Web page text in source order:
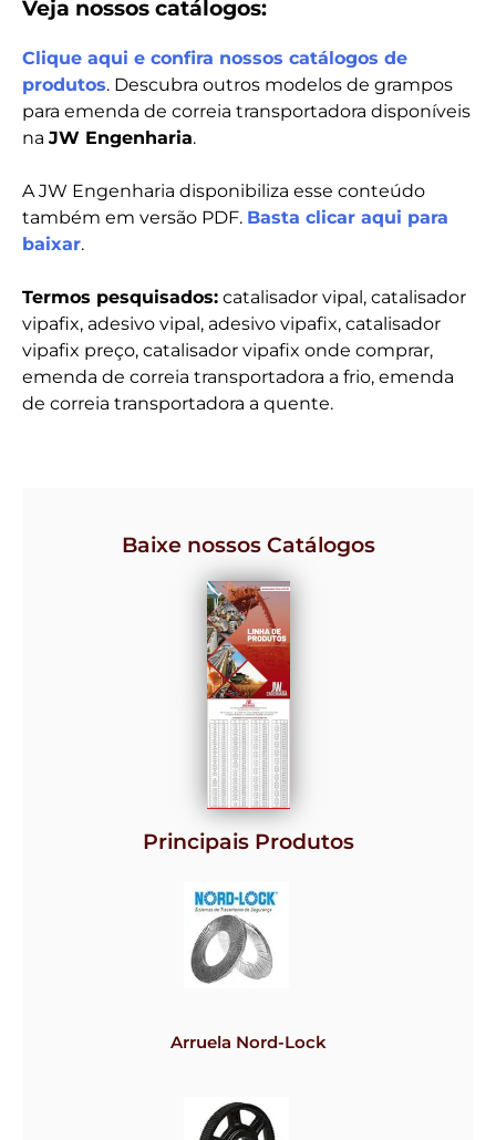
Veja nossos catálogos:
Clique aqui e confira nossos catálogos de
produtos. Descubra outros modelos de grampos
para emenda de correia transportadora disponíveis
na JW Engenharia.
A JW Engenharia disponibiliza esse conteúdo
também em versão PDF. Basta clicar aqui para
baixar.
Termos pesquisados: catalisador vipal, catalisador
vipafix, adesivo vipal, adesivo vipafix, catalisador
vipafix preço, catalisador vipafix onde comprar,
emenda de correia transportadora a frio, emenda
de correia transportadora a quente.
Baixe nossos Catálogos
Principais Produtos
Arruela Nord-Lock